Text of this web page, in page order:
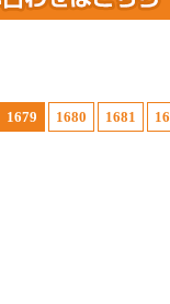
1679 1680 1681